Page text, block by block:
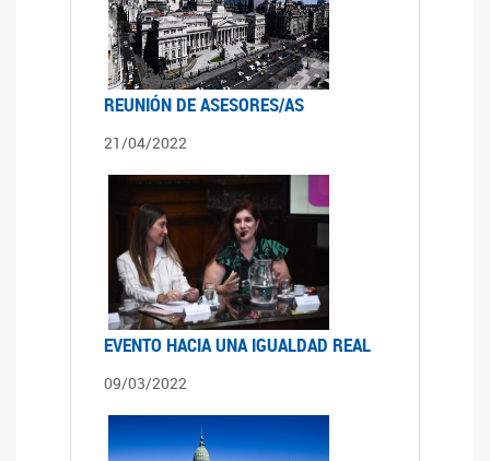
REUNIÓN DE ASESORES/AS
21/04/2022
EVENTO HACIA UNA IGUALDAD REAL
09/03/2022